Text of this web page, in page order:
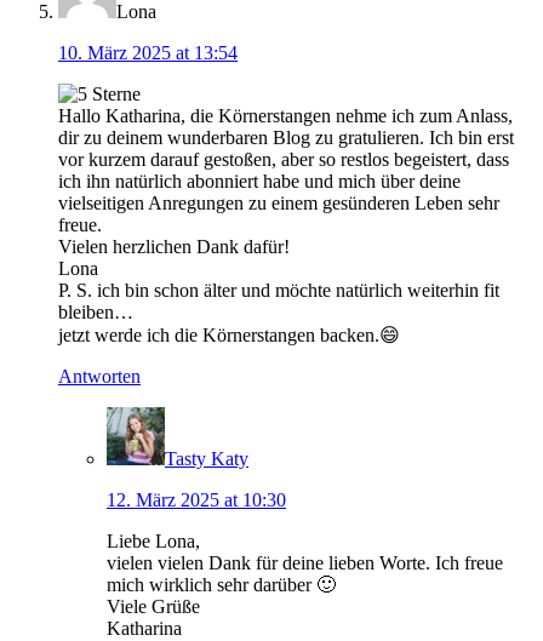
Lona
10. März 2025 at 13:54
Hallo Katharina, die Körnerstangen nehme ich zum Anlass,
dir zu deinem wunderbaren Blog zu gratulieren. Ich bin erst
vor kurzem darauf gestoßen, aber so restlos begeistert, dass
ich ihn natürlich abonniert habe und mich über deine
vielseitigen Anregungen zu einem gesünderen Leben sehr
freue.
Vielen herzlichen Dank dafür!
Lona
P. S. ich bin schon älter und möchte natürlich weiterhin fit
bleiben…
jetzt werde ich die Körnerstangen backen.😄
Antworten
Tasty Katy
12. März 2025 at 10:30
Liebe Lona,
vielen vielen Dank für deine lieben Worte. Ich freue
mich wirklich sehr darüber 🙂
Viele Grüße
Katharina